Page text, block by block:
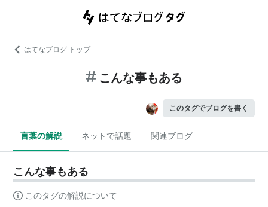
はてなブログ トップ
こんな事もある
このタグでブログを書く
言葉の解説 ネットで話題 関連ブログ
こんな事もある
このタグの解説について